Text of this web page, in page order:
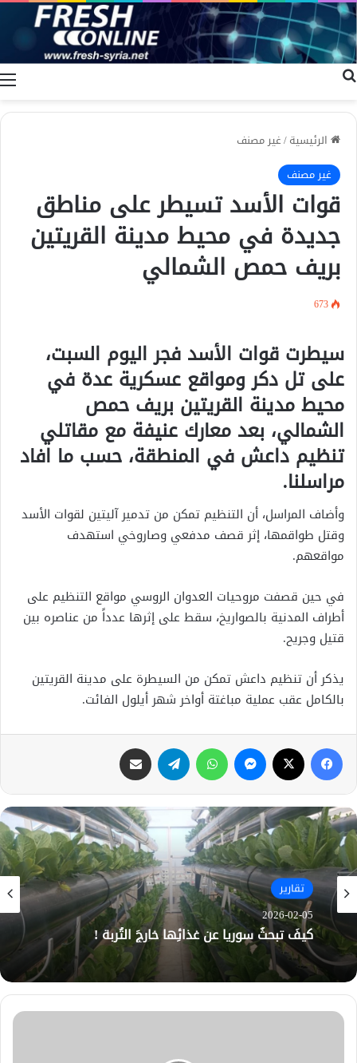
الرئيسية/غير مصنف
غير مصنف
قوات الأسد تسيطر على مناطق
جديدة في محيط مدينة القريتين
بريف حمص الشمالي
673
سيطرت قوات الأسد فجر اليوم السبت،
على تل دكر ومواقع عسكرية عدة في
محيط مدينة القريتين بريف حمص
الشمالي، بعد معارك عنيفة مع مقاتلي
تنظيم داعش في المنطقة، حسب ما افاد
مراسلنا.
وأضاف المراسل، أن التنظيم تمكن من تدمير آليتين لقوات الأسد
وقتل طواقمها، إثر قصف مدفعي وصاروخي استهدف
مواقعهم.
في حين قصفت مروحيات العدوان الروسي مواقع التنظيم على
أطراف المدنية بالصواريخ، سقط على إثرها عدداً من عناصره بين
قتيل وجريح.
يذكر أن تنظيم داعش تمكن من السيطرة على مدينة القريتين
بالكامل عقب عملية مباغتة أواخر شهر أيلول الفائت.
فيسبوك ماسنجر واتساب تيلقرام
تقارير
2026-02-05
كيفَ تبحثُ سوريا عن غذائِها خارجَ التُربة !